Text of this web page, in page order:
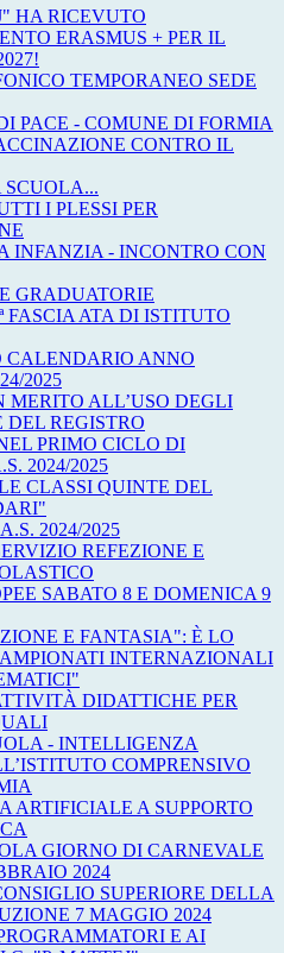
HA RICEVUTO
ERASMUS + PER IL
TEMPORANEO SEDE
PACE - COMUNE DI FORMIA
CONTRO IL
I PLESSI PER
INFANZIA - INCONTRO CON
GRADUATORIE
FASCIA ATA DI ISTITUTO
CALENDARIO ANNO
2025
MERITO ALL’USO DEGLI
DEL REGISTRO
PRIMO CICLO DI
2024/2025
CLASSI QUINTE DEL
2024/2025
REFEZIONE E
SABATO 8 E DOMENICA 9
E FANTASIA": È LO
INTERNAZIONALI
DIDATTICHE PER
- INTELLIGENZA
COMPRENSIVO
ARTIFICIALE A SUPPORTO
GIORNO DI CARNEVALE
2024
SUPERIORE DELLA
7 MAGGIO 2024
E AI